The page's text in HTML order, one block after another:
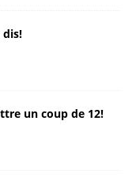
dis!
un coup de 12!